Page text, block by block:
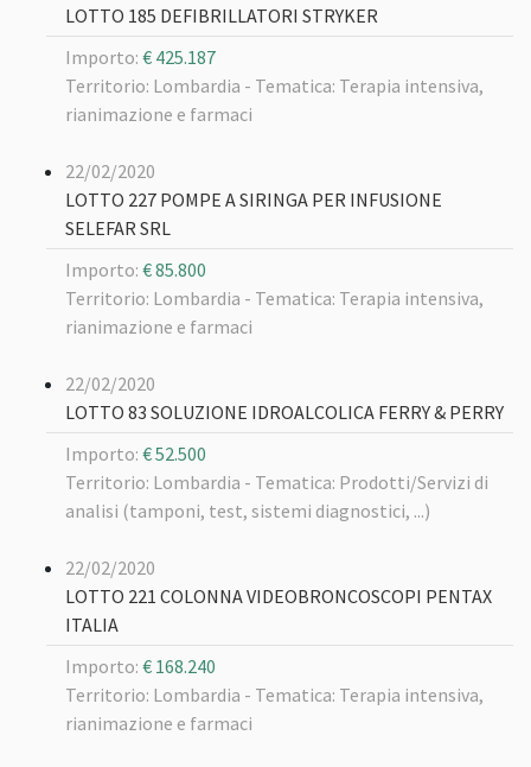
LOTTO 185 DEFIBRILLATORI STRYKER
Importo: € 425.187
Territorio: Lombardia - Tematica: Terapia intensiva,
rianimazione e farmaci
22/02/2020
LOTTO 227 POMPE A SIRINGA PER INFUSIONE
SELEFAR SRL
Importo: € 85.800
Territorio: Lombardia - Tematica: Terapia intensiva,
rianimazione e farmaci
22/02/2020
LOTTO 83 SOLUZIONE IDROALCOLICA FERRY & PERRY
Importo: € 52.500
Territorio: Lombardia - Tematica: Prodotti/Servizi di
analisi (tamponi, test, sistemi diagnostici, ...)
22/02/2020
LOTTO 221 COLONNA VIDEOBRONCOSCOPI PENTAX
ITALIA
Importo: € 168.240
Territorio: Lombardia - Tematica: Terapia intensiva,
rianimazione e farmaci